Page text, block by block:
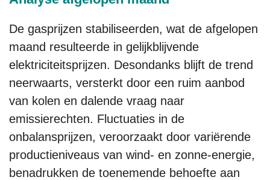
De gasprijzen stabiliseerden, wat de afgelopen
maand resulteerde in gelijkblijvende
elektriciteitsprijzen. Desondanks blijft de trend
neerwaarts, versterkt door een ruim aanbod
van kolen en dalende vraag naar
emissierechten. Fluctuaties in de
onbalansprijzen, veroorzaakt door variërende
productieniveaus van wind- en zonne-energie,
benadrukken de toenemende behoefte aan